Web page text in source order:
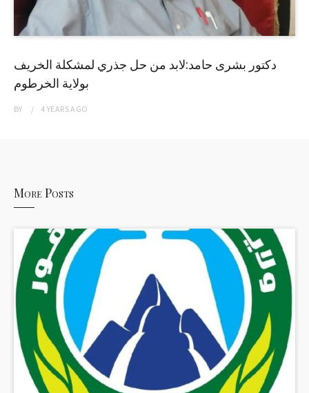
دكتور بشرى حامد:لابد من حل جذري لمشكلة الخريف
بولاية الخرطوم
BY 4 YEARSAGO
More Posts